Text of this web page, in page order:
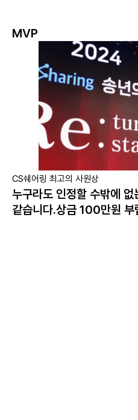
MVP
CS쉐어링 최고의 사원상
누구라도 인정할 수밖에
같습니다.상금 100만원 부